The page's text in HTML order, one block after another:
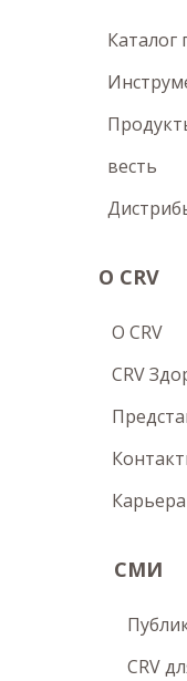
Каталог
весть
О CRV
O CRV
CRV
СМИ
CRV